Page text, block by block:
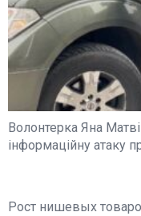
Волонтерка Яна
інформаційну атаку
Рост нишевых